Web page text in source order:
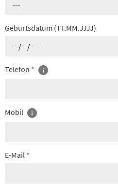
---
Geburtsdatum (TT.MM.JJJJ)
Telefon *
Mobil
E-Mail *